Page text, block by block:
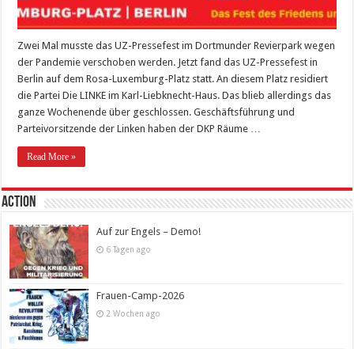
Zwei Mal musste das UZ-Pressefest im Dortmunder Revierpark wegen
der Pandemie verschoben werden. Jetzt fand das UZ-Pressefest in
Berlin auf dem Rosa-Luxemburg-Platz statt. An diesem Platz residiert
die Partei Die LINKE im Karl-Liebknecht-Haus. Das blieb allerdings das
ganze Wochenende über geschlossen. Geschäftsführung und
Parteivorsitzende der Linken haben der DKP Räume …
Read More »
Action
Auf zur Engels – Demo!
6 Tagen ago
Frauen-Camp-2026
2 Wochen ago